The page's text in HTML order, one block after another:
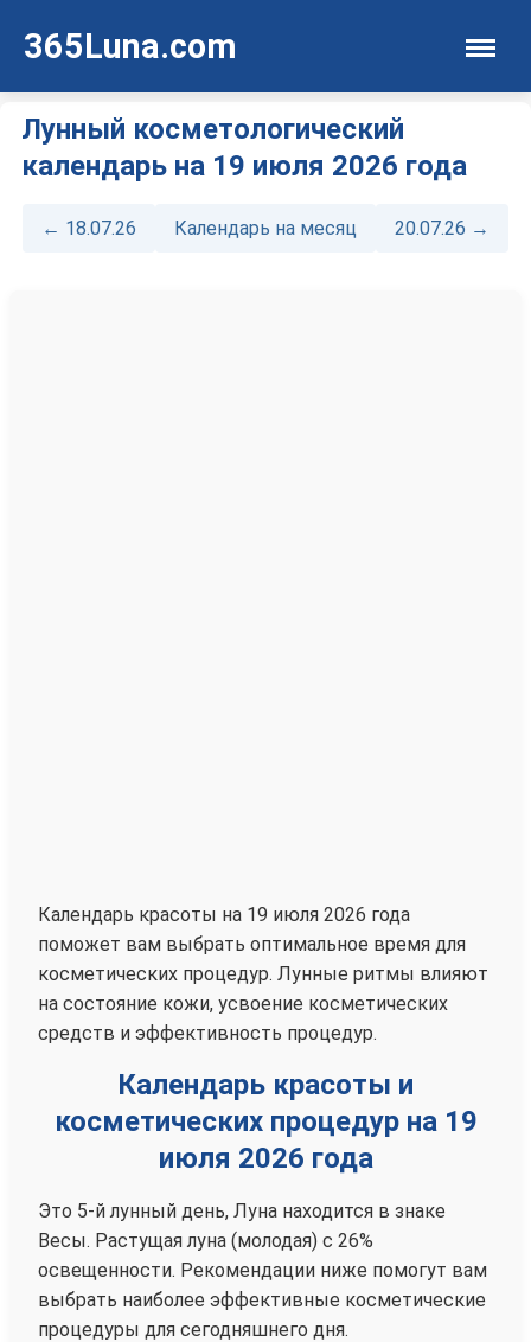
365Luna.com
Лунный косметологический
календарь на 19 июля 2026 года
← 18.07.26 Календарь на месяц 20.07.26 →
Календарь красоты на 19 июля 2026 года
поможет вам выбрать оптимальное время для
косметических процедур. Лунные ритмы влияют
на состояние кожи, усвоение косметических
средств и эффективность процедур.
Календарь красоты и
косметических процедур на 19
июля 2026 года
Это 5-й лунный день, Луна находится в знаке
Весы. Растущая луна (молодая) с 26%
освещенности. Рекомендации ниже помогут вам
выбрать наиболее эффективные косметические
процедуры для сегодняшнего дня.